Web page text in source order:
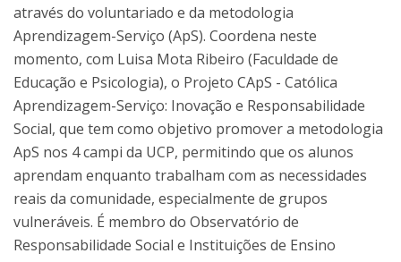
através do voluntariado e da metodologia
Aprendizagem-Serviço (ApS). Coordena neste
momento, com Luisa Mota Ribeiro (Faculdade de
Educação e Psicologia), o Projeto CApS - Católica
Aprendizagem-Serviço: Inovação e Responsabilidade
Social, que tem como objetivo promover a metodologia
ApS nos 4 campi da UCP, permitindo que os alunos
aprendam enquanto trabalham com as necessidades
reais da comunidade, especialmente de grupos
vulneráveis. É membro do Observatório de
Responsabilidade Social e Instituições de Ensino